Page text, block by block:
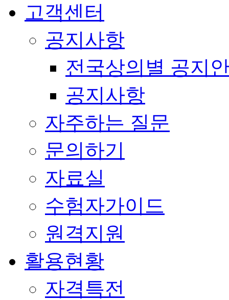
고객센터
공지사항
전국상의별 공지
공지사항
자주하는 질문
문의하기
자료실
수험자가이드
원격지원
활용현황
자격특전